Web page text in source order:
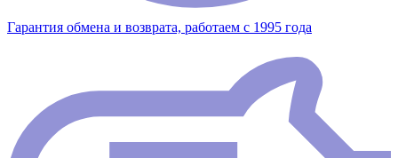
Гарантия обмена и возврата, работаем с 1995 года